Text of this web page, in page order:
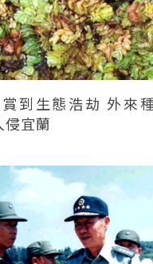
到生態浩劫 外來
侵宜蘭